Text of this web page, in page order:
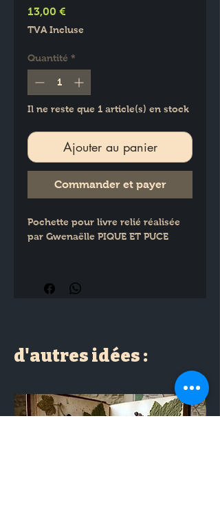
13,00 €
TVA Incluse
Quantité *
Il ne reste que 1 article(s) en stock
Ajouter au panier
Commander et payer
Pochette pour livre relié réalisée
par Gwenaëlle PIQUE ET PUCE
d'autres idées :